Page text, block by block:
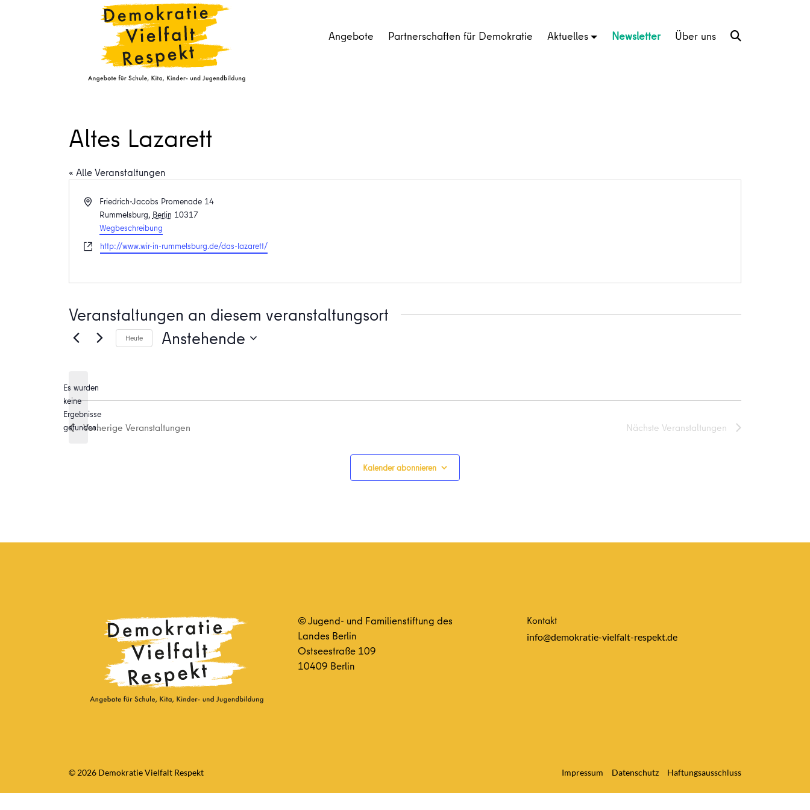
Angebote Partnerschaften für Demokratie Aktuelles Newsletter Über uns
Altes Lazarett
« Alle Veranstaltungen
AdresseFriedrich-Jacobs Promenade 14
Rummelsburg, Berlin 10317
Wegbeschreibung
Webseitehttp://www.wir-in-rummelsburg.de/das-lazarett/
Veranstaltungen an diesem veranstaltungsort
Hinweis
Es wurden
keine
Ergebnisse
gefunden.
Heute Anstehende
Vorherige Veranstaltungen Nächste Veranstaltungen
Kalender abonnieren
© Jugend- und Familienstiftung des
Landes Berlin
Ostseestraße 109
10409 Berlin
Kontakt
info@demokratie-vielfalt-respekt.de
© 2026 Demokratie Vielfalt Respekt Impressum Datenschutz Haftungsausschluss